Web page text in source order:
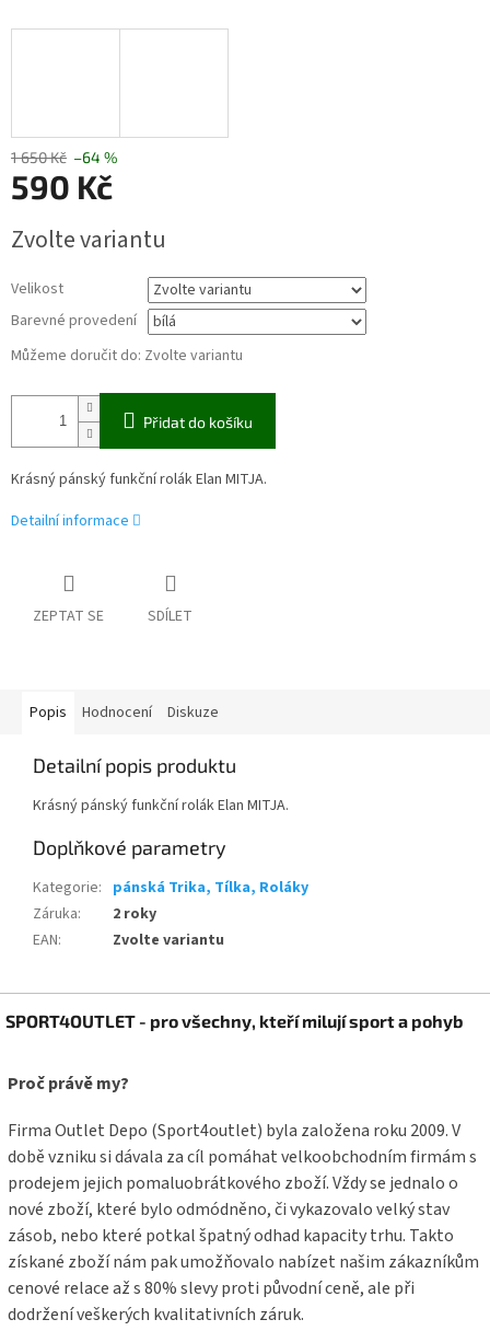
1 650 Kč –64 %
590 Kč
cena:
Zvolte variantu
Velikost
Barevné provedení
Můžeme doručit do: Zvolte variantu
Přidat do košíku
Krásný pánský funkční rolák Elan MITJA.
Detailní informace
ZEPTAT SE SDÍLET
Popis Hodnocení Diskuze
Detailní popis produktu
Krásný pánský funkční rolák Elan MITJA.
Doplňkové parametry
Kategorie: pánská Trika, Tílka, Roláky
Záruka:
2 roky
EAN: Zvolte variantu
á
a
SPORT4OUTLET - pro všechny, kteří milují sport a pohyb
Proč právě my?
Firma Outlet Depo (Sport4outlet) byla založena roku 2009. V
době vzniku si dávala za cíl pomáhat velkoobchodním firmám s
prodejem jejich pomaluobrátkového zboží. Vždy se jednalo o
nové zboží, které bylo odmódněno, či vykazovalo velký stav
zásob, nebo které potkal špatný odhad kapacity trhu. Takto
získané zboží nám pak umožňovalo nabízet našim zákazníkům
cenové relace až s 80% slevy proti původní ceně, ale při
dodržení veškerých kvalitativních záruk.